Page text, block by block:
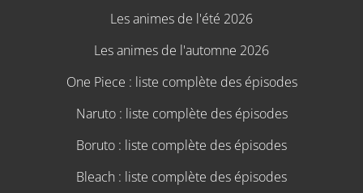
Les animes de l'été 2026
Les animes de l'automne 2026
One Piece : liste complète des épisodes
Naruto : liste complète des épisodes
Boruto : liste complète des épisodes
Bleach : liste complète des épisodes